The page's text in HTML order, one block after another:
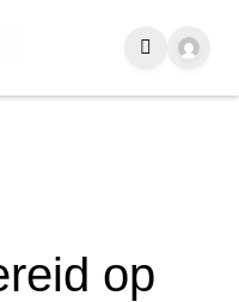
op